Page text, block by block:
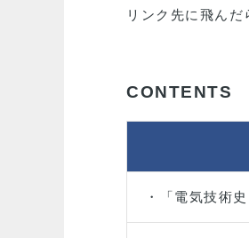
リンク先に飛ん
CONTENTS
・「電気技術